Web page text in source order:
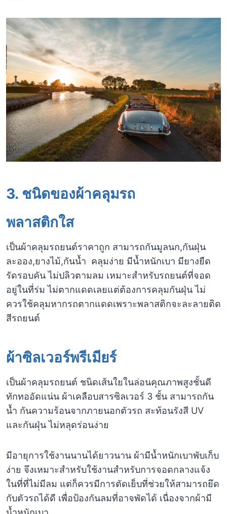
3. ชนิดของผ้าคลุมรถ
พลาสติกใส
เป็นผ้าคลุมรถยนต์ราคาถูก สามารถกันมูลนก,กันฝุ่น
ละออง,ยางไม้,กันน้ำ คลุมง่าย มีน้ำหนักเบา มียางยืด
รัดรอบคัน ไม่ปลิวตามลม เหมาะสำหรับรถยนต์ที่จอด
อยู่ในที่ร่ม ไม่ตากแดดเลยแต่ต้องการคลุมกันฝุ่น ไม่
ควรใช้คลุมหากรถตากแดดเพราะพลาสติกจะละลายติด
สีรถยนต์
ผ้าซิลเวอร์พรีเมียร์
เป็นผ้าคลุมรถยนต์ ชนิดเส้นใยในล่อนคุณภาพสูงชั้นดี
ทักทออัดแน่น ผ้าเคลือบสารซิลเวอร์ 3 ชั้น สามารถกัน
น้ำ กันความร้อนจากภายนอกตัวรถ สะท้อนรังสี UV
และกันฝุ่น ไม่หลุดร่อนง่าย
มีอายุการใช้งานนานได้ยาวนาน ผ้ามีน้ำหนักเบาพับเก็บ
ง่าย จึงเหมาะสำหรับใช้งานสำหรับการจอดกลางแจ้ง
ในที่ที่ไม่มีลม แต่ก็ควรมีการตัดเย็บที่ช่วยให้สามารถยึด
กับตัวรถได้ดี เพื่อป้องกันลมที่อาจพัดได้ เนื่องจากผ้ามี